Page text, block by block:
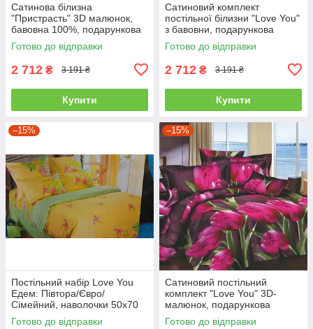
Сатинова білизна
"Пристрасть" 3D малюнок,
бавовна 100%, подарункова
упаковка полуторний
Готово до відправки
2 712 ₴ 3 191 ₴
Купити
Сатиновий комплект
постільної білизни "Love You"
з бавовни, подарункова
упаковка полуторний
Готово до відправки
2 712 ₴ 3 191 ₴
Купити
–15%
Постільний набір Love You
Едем: Півтора/Євро/
Сімейний, наволочки 50x70
полуторний
Готово до відправки
–15%
Сатиновий постільний
комплект "Love You" 3D-
малюнок, подарункова
упаковка полуторний
Готово до відправки